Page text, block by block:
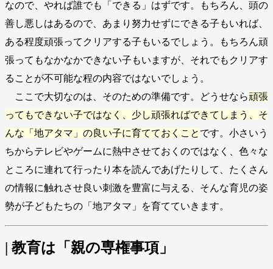
なので、やれば誰でも「できる」はずです。もちろん、頭の
善し悪しはあるので、あまり努力せずにできる子もいれば、
ある程度頑張ってクリアする子もいるでしょう。もちろん頑
張ってもなかなかできない子もいますが、それでもクリアす
ることが不可能な程の内容ではないでしょう。
ここで大切なのは、そのための準備です。どうせなら頑張
ってもできない子ではなく、少し頑張ればできてしまう、そ
んな「地アタマ」の良い子に育てておくこと です。小さいう
ちからテレビやゲームに熱中させておくのではなく、色々な
ところに連れて行ったり本を読んであげたりして、たくさん
の情報に触れさせ良い刺激を豊富に与える、そんな育児の姿
勢が子どもたちの「地アタマ」を育てていきます。
| 教育は「親の専権事項」